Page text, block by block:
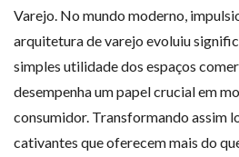
Varejo. No mundo moderno,
arquitetura de varejo evoluiu
simples utilidade dos espaços
desempenha um papel crucial em
consumidor. Transformando assim
cativantes que oferecem mais do